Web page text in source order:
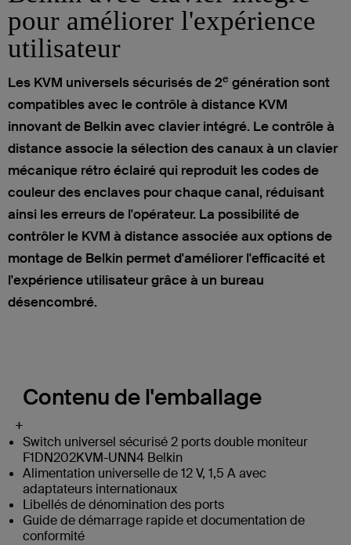
pour améliorer l'expérience
utilisateur
Les KVM universels sécurisés de 2e génération sont
compatibles avec le contrôle à distance KVM
innovant de Belkin avec clavier intégré. Le contrôle à
distance associe la sélection des canaux à un clavier
mécanique rétro éclairé qui reproduit les codes de
couleur des enclaves pour chaque canal, réduisant
ainsi les erreurs de l'opérateur. La possibilité de
contrôler le KVM à distance associée aux options de
montage de Belkin permet d'améliorer l'efficacité et
l'expérience utilisateur grâce à un bureau
désencombré.
Contenu de l'emballage
+
Switch universel sécurisé 2 ports double moniteur
F1DN202KVM-UNN4 Belkin
Alimentation universelle de 12 V, 1,5 A avec
adaptateurs internationaux
Libellés de dénomination des ports
Guide de démarrage rapide et documentation de
conformité